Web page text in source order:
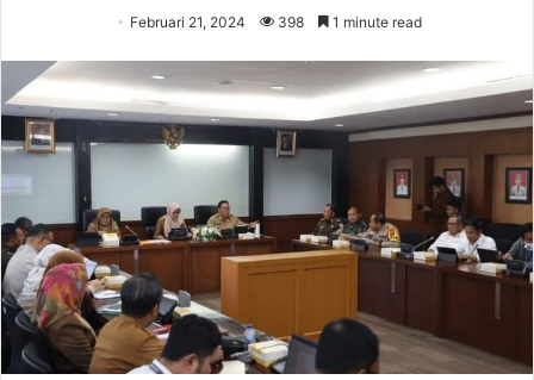
Februari 21, 2024 398 1 minute read